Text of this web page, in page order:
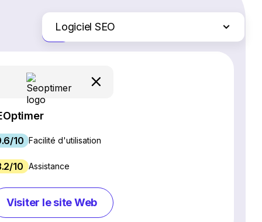
Logiciel SEO
Logiciel de webinaires
Plateformes d'e-commerce
Gestion des réseaux sociaux
Chat en direct et chatbots
Juste les différences
10 Facilité d'utilisation
10 Assistance
Visiter le site Web